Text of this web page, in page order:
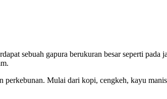
sebuah gapura berukuran besar seperti pada
perkebunan. Mulai dari kopi, cengkeh, kayu